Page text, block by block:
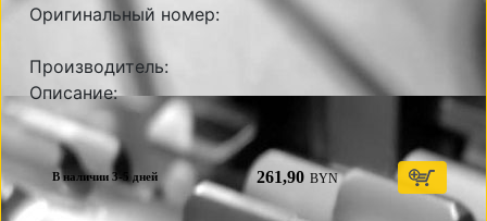
Оригинальный номер:
Производитель:
Описание:
В наличии 3-5 дней 261,90 BYN